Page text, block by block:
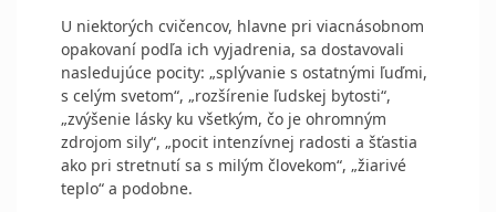
U niektorých cvičencov, hlavne pri viacnásobnom
opakovaní podľa ich vyjadrenia, sa dostavovali
nasledujúce pocity: „splývanie s ostatnými ľuďmi,
s celým svetom“, „rozšírenie ľudskej bytosti“,
„zvýšenie lásky ku všetkým, čo je ohromným
zdrojom sily“, „pocit intenzívnej radosti a šťastia
ako pri stretnutí sa s milým človekom“, „žiarivé
teplo“ a podobne.